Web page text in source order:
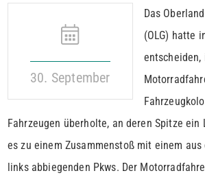
30. September
Das
(OLG) hatte
entscheiden,
Fahrzeugen überholte, an deren Spitze ein
es zu einem Zusammenstoß mit einem aus
links abbiegenden Pkws. Der